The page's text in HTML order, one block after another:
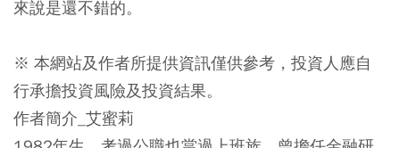
來說是還不錯的。
※ 本網站及作者所提供資訊僅供參考，投資人應自
行承擔投資風險及投資結果。
作者簡介_艾蜜莉